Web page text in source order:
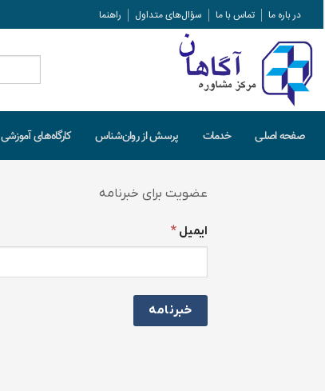
در باره ما تماس با ما سؤال‌های متداول راهنما
جستجو
صفحه اصلـی خدمات پرسش از روان‌شناس کارگاه‌های آموزشی
عضویت برای خبرنامە
ایمیل *